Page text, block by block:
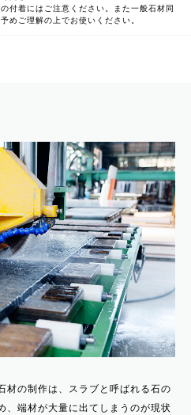
付着にはご注意ください。また一般石材同
めご理解の上でお使いください。
材の制作は、スラブと呼ばれる石の
、端材が大量に出てしまうのが現状